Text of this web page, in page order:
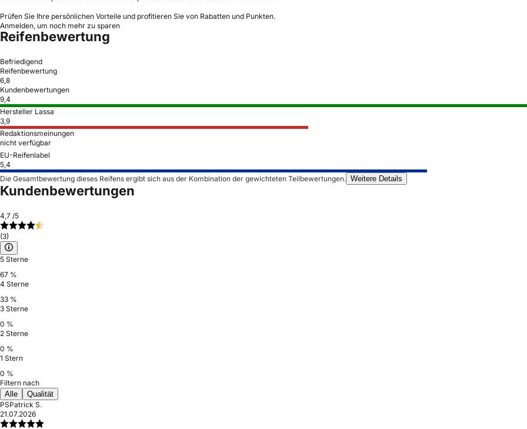
Prüfen Sie Ihre persönlichen Vorteile und profitieren Sie von Rabatten und Punkten.
Anmelden, um noch mehr zu sparen
Reifenbewertung
Befriedigend
Reifenbewertung
6,8
Kundenbewertungen
9,4
Hersteller Lassa
3,9
Redaktionsmeinungen
nicht verfügbar
EU-Reifenlabel
5,4
Die Gesamtbewertung dieses Reifens ergibt sich aus der Kombination der gewichteten Teilbewertungen. Weitere Details
Kundenbewertungen
4,7 /5
(3)
5 Sterne
67 %
4 Sterne
33 %
3 Sterne
0 %
2 Sterne
0 %
1 Stern
0 %
Filtern nach
Alle
Qualität
PSPatrick S.
21.07.2026